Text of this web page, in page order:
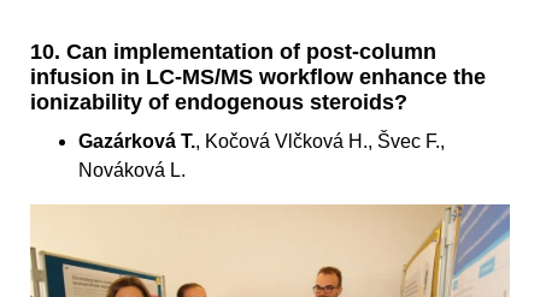
10. Can implementation of post-column
infusion in LC-MS/MS workflow enhance the
ionizability of endogenous steroids?
Gazárková T., Kočová Vlčková H., Švec F.,
Nováková L.